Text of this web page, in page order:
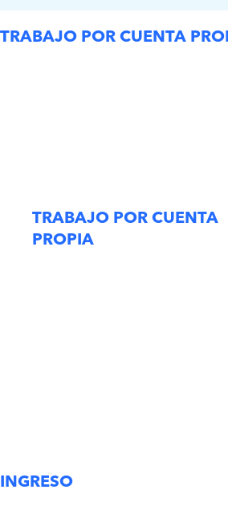
TRABAJO POR CUENTA
TRABAJO POR CUENTA
PROPIA
INGRESO